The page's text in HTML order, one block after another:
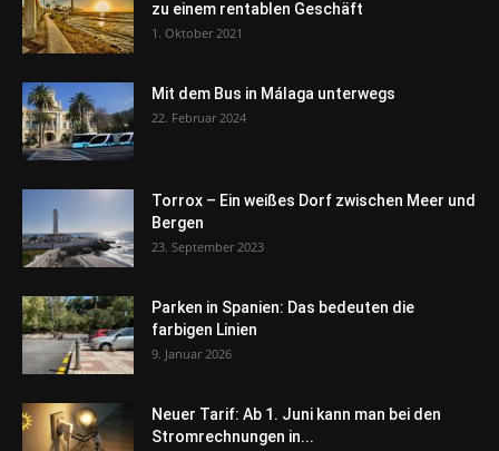
zu einem rentablen Geschäft
1. Oktober 2021
Mit dem Bus in Málaga unterwegs
22. Februar 2024
Torrox – Ein weißes Dorf zwischen Meer und
Bergen
23. September 2023
Parken in Spanien: Das bedeuten die
farbigen Linien
9. Januar 2026
Neuer Tarif: Ab 1. Juni kann man bei den
Stromrechnungen in...